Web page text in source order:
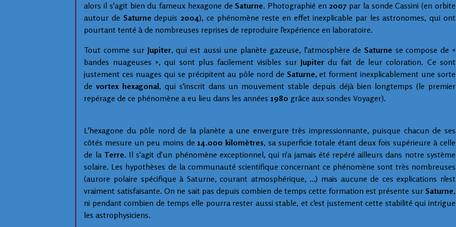
alors il s'agit bien du fameux hexagone de Saturne. Photographié en 2007 par la sonde Cassini (en orbite
autour de Saturne depuis 2004), ce phénomène reste en effet inexplicable par les astronomes, qui ont
pourtant tenté à de nombreuses reprises de reproduire l'expérience en laboratoire.
Tout comme sur Jupiter, qui est aussi une planète gazeuse, l'atmosphère de Saturne se compose de «
bandes nuageuses », qui sont plus facilement visibles sur Jupiterdu fait de leur coloration. Ce sont
justement ces nuages qui se précipitent au pôle nord de Saturne, et forment inexplicablement une sorte
devortex hexagonal, qui s'inscrit dans un mouvement stable depuis déjà bien longtemps (le premier
repérage de ce phénomène a eu lieu dans les années1980 grâce aux sondes Voyager).
L'hexagone du pôle nord de la planète a une envergure très impressionnante, puisque chacun de ses
côtés mesure un peu moins de14.000 kilomètres, sa superficie totale étant deux fois supérieure à celle
de laTerre. Il s'agit d'un phénomène exceptionnel, qui n'a jamais été repéré ailleurs dans notre système
solaire. Les hypothèses de la communauté scientifique concernant ce phénomène sont très nombreuses
(aurore polaire spécifique à Saturne, courant atmosphérique, ...) mais aucune de ces explications n'est
vraiment satisfaisante. On ne sait pas depuis combien de temps cette formation est présente sur Saturne,
ni pendant combien de temps elle pourra rester aussi stable, et c'est justement cette stabilité qui intrigue
les astrophysiciens.